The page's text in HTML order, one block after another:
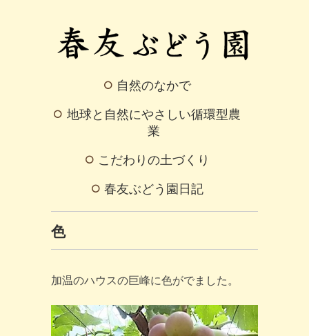
自然のなかで
地球と自然にやさしい循環型農
業
こだわりの土づくり
春友ぶどう園日記
色
加温のハウスの巨峰に色がでました。